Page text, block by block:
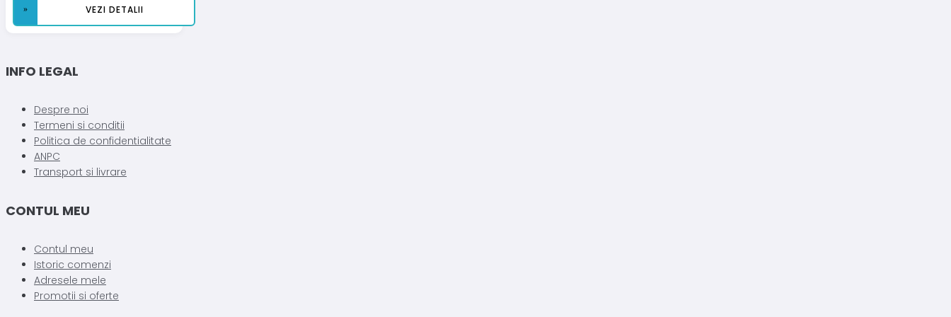
VEZI DETALII
are
mai
variații.
Opțiunile
pot
alese
pagina
produsului.
INFO LEGAL
Despre noi
Termeni si conditii
Politica de confidentialitate
ANPC
Transport si livrare
CONTUL MEU
Contul meu
Istoric comenzi
Adresele mele
Promotii si oferte